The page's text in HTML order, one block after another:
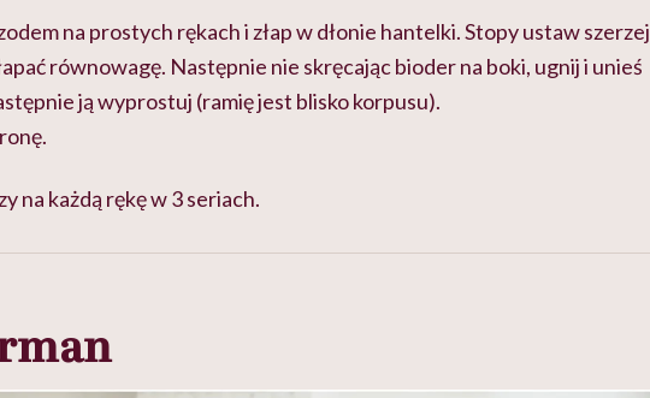
na prostych rękach i złap w dłonie hantelki. Stopy ustaw szerzej
równowagę. Następnie nie skręcając bioder na boki, ugnij i unieś
ją wyprostuj (ramię jest blisko korpusu).
na każdą rękę w 3 seriach.